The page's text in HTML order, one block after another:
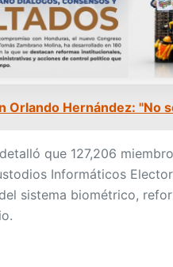
Orlando Hernández: "No
que 127,206
Informáticos
sistema biométrico,